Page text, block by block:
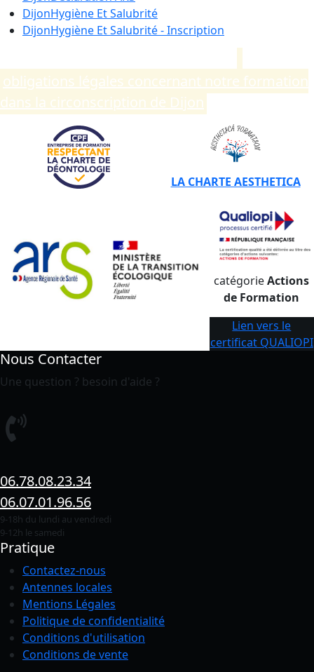
DijonHygiène Et Salubrité
DijonHygiène Et Salubrité - Inscription
obligations légales concernant notre formation
dans la circonscription de Dijon
LA CHARTE AESTHETICA
catégorieActions
de Formation
Lien vers le
certificat QUALIOPI
Nous Contacter
Une question ? besoin d'aide ?
06.78.08.23.34
06.07.01.96.56
9-18h du lundi au vendredi
9-12h le samedi
Pratique
Contactez-nous
Antennes locales
Mentions Légales
Politique de confidentialité
Conditions d'utilisation
Conditions de vente